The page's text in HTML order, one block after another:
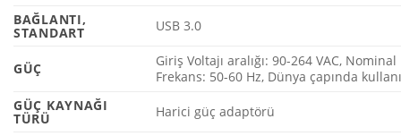
BAĞLANTI,
STANDART USB 3.0
GÜÇ
Giriş Voltajı aralığı: 90-264 VAC, Nominal
Frekans: 50-60 Hz, Dünya çapında
GÜÇ KAYNAĞI
TÜRÜ Harici güç adaptörü